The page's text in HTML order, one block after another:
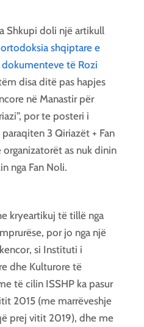
Shkupi doli një artikull
shqiptare e
të Rozi
disa ditë pas hapjes
në Manastir për
por te posteri i
3 Qiriazët + Fan
organizatorët as nuk dinin
nga Fan Noli.
kryeartikuj të tillë nga
por jo nga një
si Instituti i
dhe Kulturore të
të cilin ISSHP ka pasur
2015 (me marrëveshje
prej vitit 2019), dhe me